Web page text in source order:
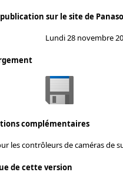
sur le site de
Lundi 28 novembre
complémentaires
les contrôleurs de caméras de
de cette version